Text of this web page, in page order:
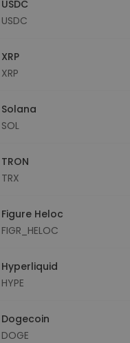
USDC
USDC
XRP
XRP
Solana
SOL
TRON
TRX
Figure Heloc
FIGR_HELOC
Hyperliquid
HYPE
Dogecoin
DOGE